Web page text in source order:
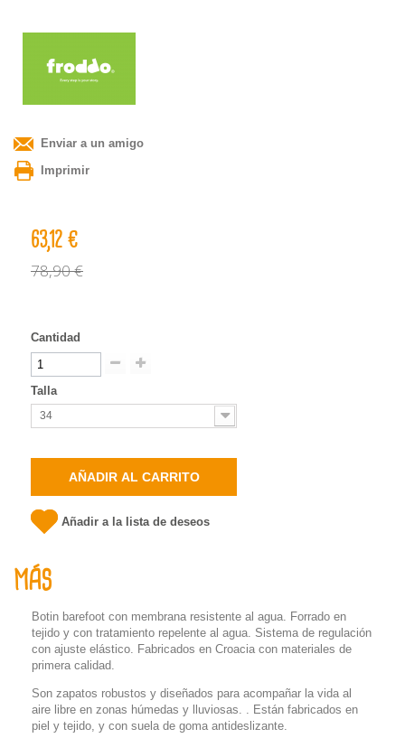
Enviar a un amigo
Imprimir
63,12 €
78,90 €
Cantidad
Talla
34
AÑADIR AL CARRITO
Añadir a la lista de deseos
MÁS
Botin barefoot con membrana resistente al agua. Forrado en
tejido y con tratamiento repelente al agua. Sistema de regulación
con ajuste elástico. Fabricados en Croacia con materiales de
primera calidad.
Son zapatos robustos y diseñados para acompañar la vida al
aire libre en zonas húmedas y lluviosas. . Están fabricados en
piel y tejido, y con suela de goma antideslizante.